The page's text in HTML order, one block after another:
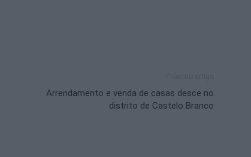
Arrendamento e venda de casas desce no
distrito de Castelo Branco